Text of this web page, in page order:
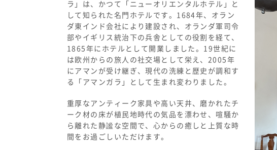
ラ」は、かつて「ニューオリエンタルホテル」と
して知られた名門ホテルです。 1684年、オラン
ダ東インド会社により建設され、オランダ軍司令
部やイギリス統治下の兵舎としての役割を経て、
1865 年にホテルとして開業しました。 19世紀に
は欧州からの旅人の社交場として栄え、 2005 年
にアマンが受け継ぎ、現代の洗練と歴史が調和す
る「アマンガラ」として生まれ変わりました。
重厚なアンティーク家具や高い天井、磨かれたチ
ーク材の床が植民地時代の気品を漂わせ、喧騒か
ら離れた静謐な空間で、心からの癒しと上質な時
間をお過ごしいただけます。